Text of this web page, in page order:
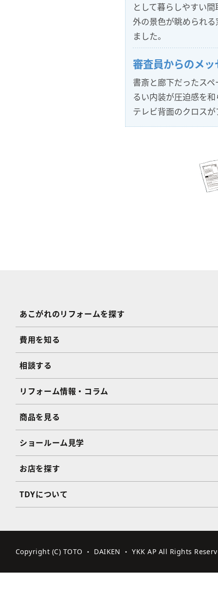
として暮らしやすい
外の景色が眺められ
ました。
審査員からのメッ
書斎と廊下だったス
るい内装が圧迫感を
テレビ背面のクロス
あこがれのリフォームを探す
費用を知る
相談する
リフォーム情報・コラム
商品を見る
ショールーム見学
お店を探す
TDYについて
Copyright (C) TOTO ・ DAIKEN ・ YKK AP All Rights